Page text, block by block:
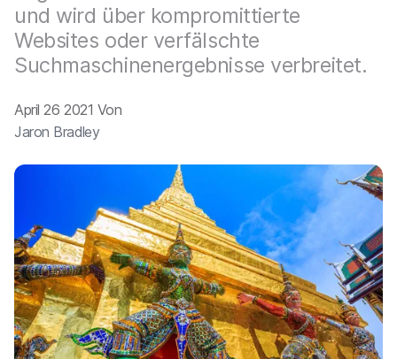
u
p
t
i
h
und wird über kompromittierte
Websites oder verfälschte
Suchmaschinenergebnisse verbreitet.
April 26 2021 Von
Jaron Bradley